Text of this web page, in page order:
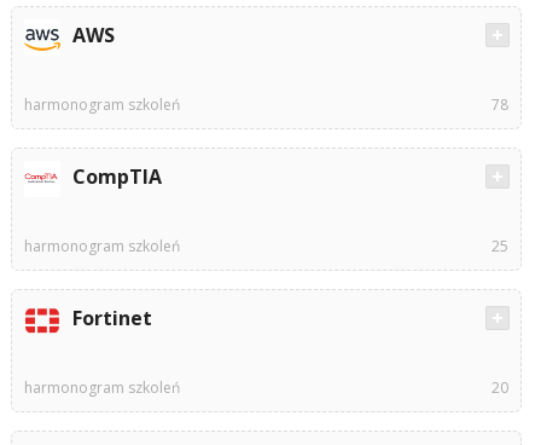
AWS
harmonogram szkoleń 78
CompTIA
harmonogram szkoleń 25
Fortinet
harmonogram szkoleń 20